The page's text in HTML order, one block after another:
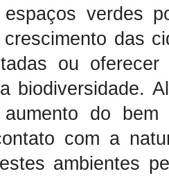
verdes
das
ou
biodiversidade.
do
com a
ambientes